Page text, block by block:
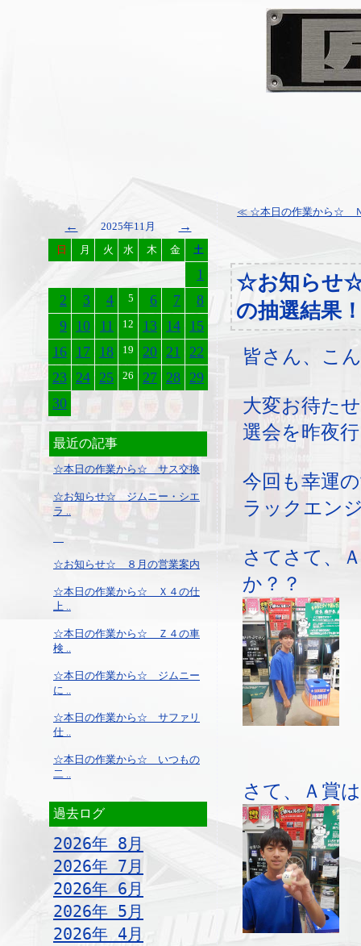
← 2025年11月 →
日 月 火 水 木 金 土
1
2
3 4 5 6 7
8
9 10 11 12 13 14 15
16 17 18 19 20 21 22
23 24 25 26 27 28 29
30
最近の記事
☆本日の作業から☆ サス交換
☆お知らせ☆ ジムニー・シエ
ラ ..
☆お知らせ☆ ８月の営業案内
☆本日の作業から☆ Ｘ４の仕
上 ..
☆本日の作業から☆ Ｚ４の車
検 ..
☆本日の作業から☆ ジムニー
に ..
☆本日の作業から☆ サファリ
仕 ..
☆本日の作業から☆ いつもの
二 ..
過去ログ
2026年 8月
2026年 7月
2026年 6月
2026年 5月
2026年 4月
≪ ☆本日の作業から☆
☆お知らせ
の抽選結果
皆さん、こ
大変お待た
選会を昨夜
今回も幸運
ラックエン
さてさて、
か？？
さて、Ａ賞